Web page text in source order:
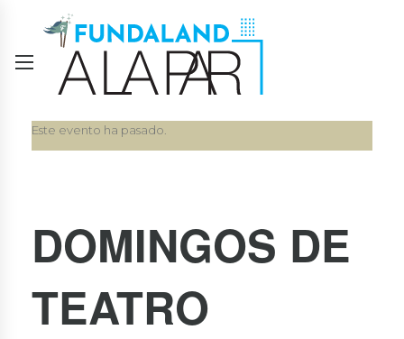
Este evento ha pasado.
DOMINGOS DE
TEATRO